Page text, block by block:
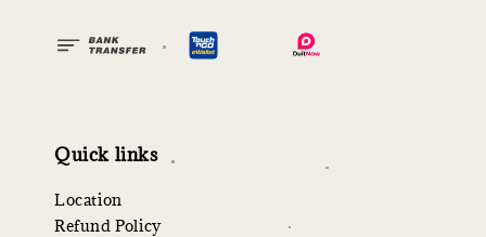
Quick links
Location
Refund Policy